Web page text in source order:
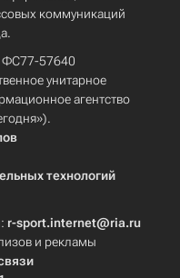
коммуникаций
ФС77-57640
унитарное
агентство
технологий
r-sport.internet@ria.ru
и рекламы